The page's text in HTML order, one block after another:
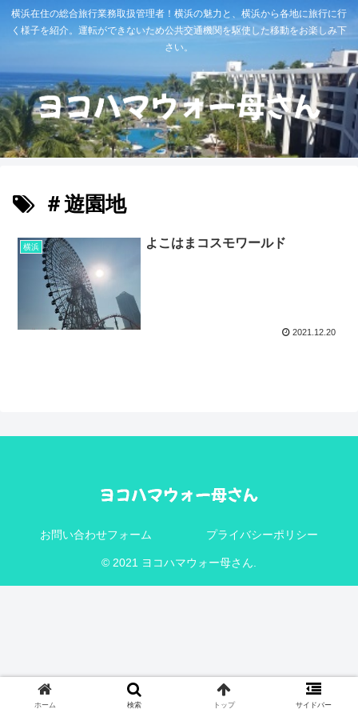
横浜在住の総合旅行業務取扱管理者！横浜の魅力と、横浜から各地に旅行に行
く様子を紹介。運転ができないため公共交通機関を駆使した移動をお楽しみ下
さい。
＃遊園地
横浜 よこはまコスモワールド
2021.12.20
お問い合わせフォーム プライバシーポリシー
© 2021 ヨコハマウォー母さん.
ホーム 検索 トップ サイドバー